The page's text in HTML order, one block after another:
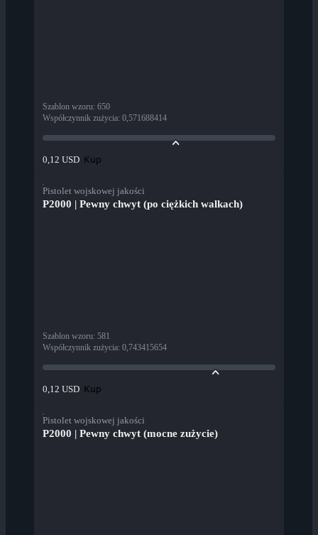
Szablon wzoru: 650
Współczynnik zużycia: 0,571688414
0,12 USD Kup
Pistolet wojskowej jakości
P2000 | Pewny chwyt (po ciężkich walkach)
Szablon wzoru: 581
Współczynnik zużycia: 0,743415654
0,12 USD Kup
Pistolet wojskowej jakości
P2000 | Pewny chwyt (mocne zużycie)